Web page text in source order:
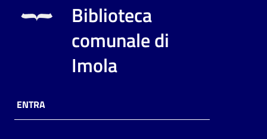
Risorse
online
Biblioteca
comunale di
Imola
ENTRA